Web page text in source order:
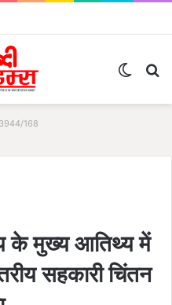
168
के मुख्य आतिथ्य में
सहकारी चिंतन